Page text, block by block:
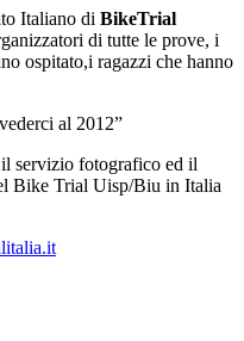
Italiano di BikeTrial
di tutte le prove, i
ospitato,i ragazzi che hanno
al 2012”
servizio fotografico ed il
Bike Trial Uisp/Biu in Italia